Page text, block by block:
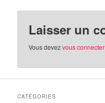
Laisser un
Vous devezvous connecter
CATÉGORIES